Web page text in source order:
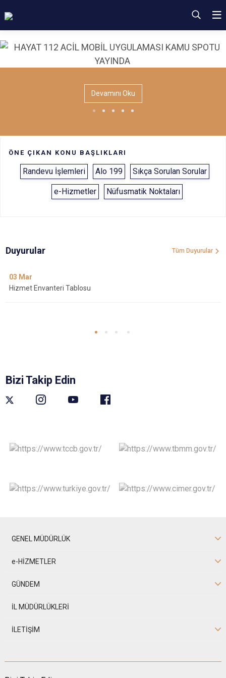
Devamını Oku
ÖNE ÇIKAN KONU BAŞLIKLARI
Randevu İşlemleri Alo 199 Sıkça Sorulan Sorular
e-Hizmetler Nüfusmatik Noktaları
Duyurular Tüm Duyurular
03 Mar
Hizmet Envanteri Tablosu
Bizi Takip Edin
GENEL MÜDÜRLÜK
e-HİZMETLER
GÜNDEM
İL MÜDÜRLÜKLERİ
İLETİŞİM